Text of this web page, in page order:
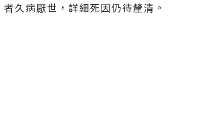
者久病厭世，詳細死因仍待釐清。